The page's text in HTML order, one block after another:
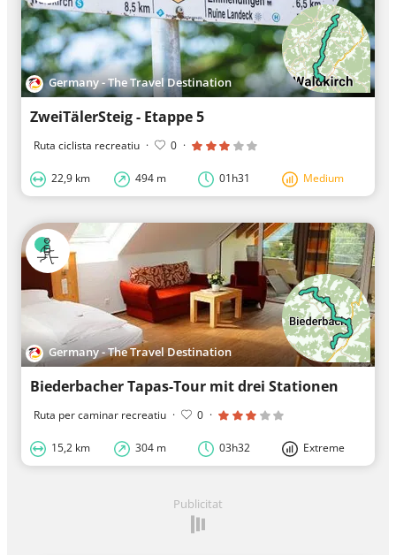
Germany - The Travel Destination
ZweiTälerSteig - Etappe 5
Ruta ciclista recreatiu · 0 ·
22,9 km 494 m 01h31 Medium
Germany - The Travel Destination
Biederbacher Tapas-Tour mit drei Stationen
Ruta per caminar recreatiu · 0 ·
15,2 km 304 m 03h32 Extreme
Publicitat